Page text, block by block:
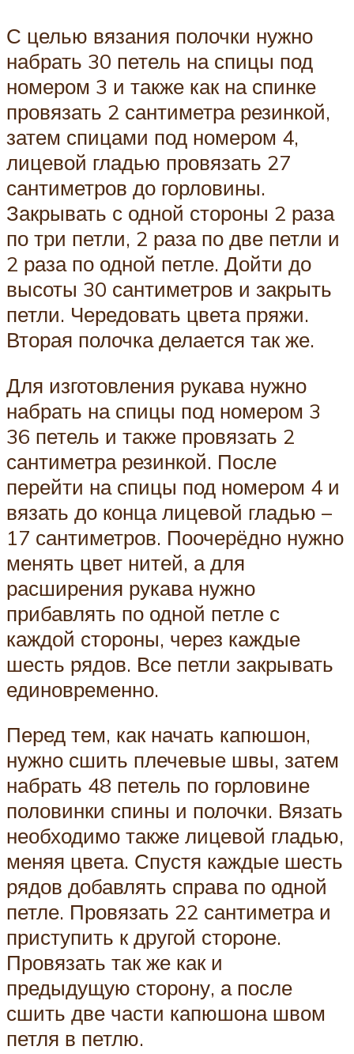
С целью вязания полочки нужно
набрать 30 петель на спицы под
номером 3 и также как на спинке
провязать 2 сантиметра резинкой,
затем спицами под номером 4,
лицевой гладью провязать 27
сантиметров до горловины.
Закрывать с одной стороны 2 раза
по три петли, 2 раза по две петли и
2 раза по одной петле. Дойти до
высоты 30 сантиметров и закрыть
петли. Чередовать цвета пряжи.
Вторая полочка делается так же.
Для изготовления рукава нужно
набрать на спицы под номером 3
36 петель и также провязать 2
сантиметра резинкой. После
перейти на спицы под номером 4 и
вязать до конца лицевой гладью –
17 сантиметров. Поочерёдно нужно
менять цвет нитей, а для
расширения рукава нужно
прибавлять по одной петле с
каждой стороны, через каждые
шесть рядов. Все петли закрывать
единовременно.
Перед тем, как начать капюшон,
нужно сшить плечевые швы, затем
набрать 48 петель по горловине
половинки спины и полочки. Вязать
необходимо также лицевой гладью,
меняя цвета. Спустя каждые шесть
рядов добавлять справа по одной
петле. Провязать 22 сантиметра и
приступить к другой стороне.
Провязать так же как и
предыдущую сторону, а после
сшить две части капюшона швом
петля в петлю.